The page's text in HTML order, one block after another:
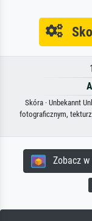
Skóra · Unbekannt
fotograficznym,
Zobacz w